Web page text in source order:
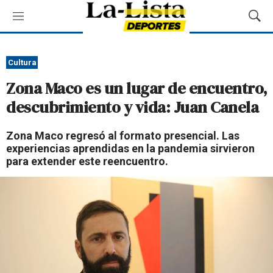
M
e
ú
M
o
a
r
B
q
e
Cultura
Zona Maco es un lugar de encuentro,
descubrimiento y vida: Juan Canela
Zona Maco regresó al formato presencial. Las
experiencias aprendidas en la pandemia sirvieron
para extender este reencuentro.